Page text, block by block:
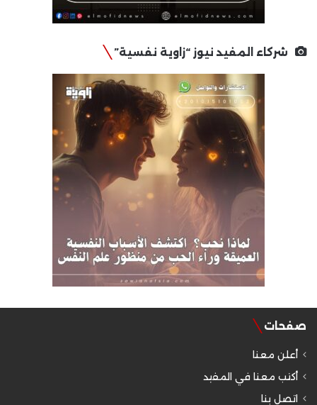
شركاء المفيد نيوز “زاوية نفسية”
صفحات
أعلن معنا
أكتب معنا في المفيد
اتصل بنا